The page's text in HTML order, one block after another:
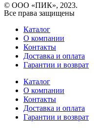
© ООО «ПИК», 2023.
Все права защищены
Каталог
О компании
Контакты
Доставка и оплата
Гарантии и возврат
Каталог
О компании
Контакты
Доставка и оплата
Гарантии и возврат